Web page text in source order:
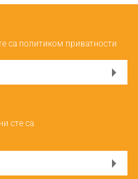
са политиком приватности
сте са